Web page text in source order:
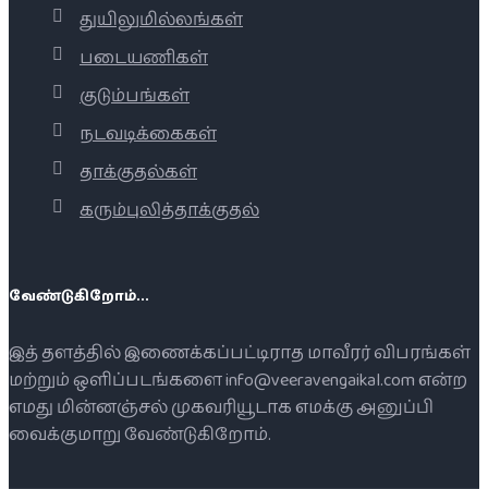
துயிலுமில்லங்கள்
படையணிகள்
குடும்பங்கள்
நடவடிக்கைகள்
தாக்குதல்கள்
கரும்புலித்தாக்குதல்
வேண்டுகிறோம்...
இத் தளத்தில் இணைக்கப்பட்டிராத மாவீரர் விபரங்கள்
மற்றும் ஒளிப்படங்களை info@veeravengaikal.com என்ற
எமது மின்னஞ்சல் முகவரியூடாக எமக்கு அனுப்பி
வைக்குமாறு வேண்டுகிறோம்.